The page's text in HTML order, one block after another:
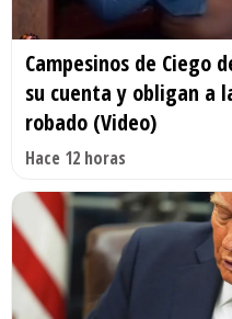
Campesinos de Ciego
su cuenta y obligan a
robado (Video)
Hace 12 horas